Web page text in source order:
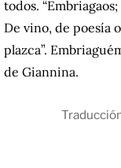
todos.
De vino, de poesía
plazca”.
de Giannina.